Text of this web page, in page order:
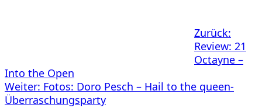
Zurück:
Review: 21
Octayne –
Into the Open
Weiter: Fotos: Doro Pesch – Hail to the queen-
Überraschungsparty